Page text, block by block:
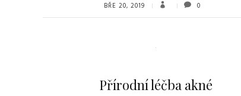
BŘE 20, 2019 0
Přírodní léčba akné